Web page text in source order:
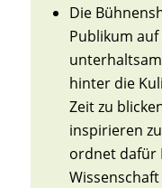
Die
Publikum
hinter die
Zeit zu
inspirieren
ordnet dafür